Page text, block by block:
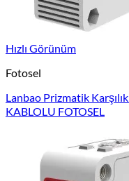
Hızlı Görünüm
Fotosel
Lanbao Prizmatik
KABLOLU FOTOSEL